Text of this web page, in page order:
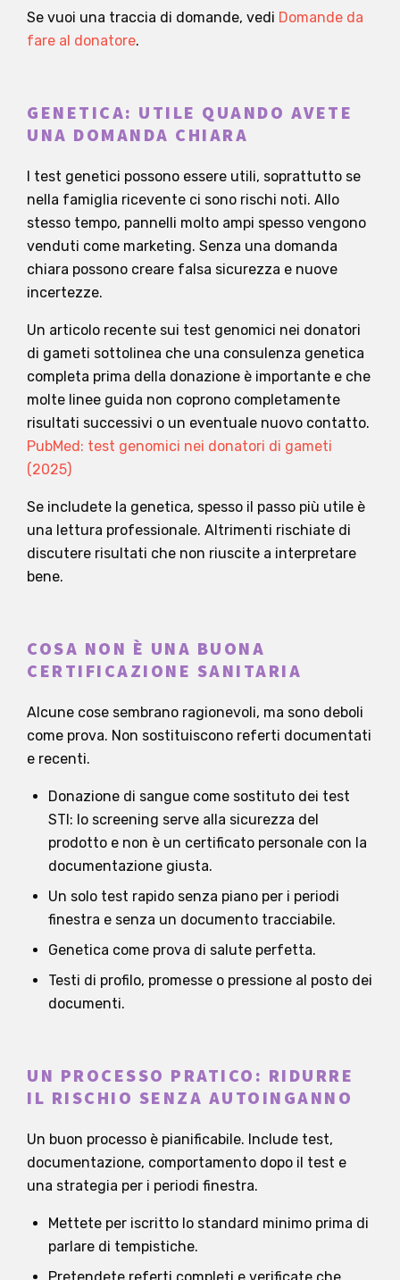
Se vuoi una traccia di domande, vedi Domande da
fare al donatore.
GENETICA: UTILE QUANDO AVETE
UNA DOMANDA CHIARA
I test genetici possono essere utili, soprattutto se
nella famiglia ricevente ci sono rischi noti. Allo
stesso tempo, pannelli molto ampi spesso vengono
venduti come marketing. Senza una domanda
chiara possono creare falsa sicurezza e nuove
incertezze.
Un articolo recente sui test genomici nei donatori
di gameti sottolinea che una consulenza genetica
completa prima della donazione è importante e che
molte linee guida non coprono completamente
risultati successivi o un eventuale nuovo contatto.
PubMed: test genomici nei donatori di gameti
(2025)
Se includete la genetica, spesso il passo più utile è
una lettura professionale. Altrimenti rischiate di
discutere risultati che non riuscite a interpretare
bene.
COSA NON È UNA BUONA
CERTIFICAZIONE SANITARIA
Alcune cose sembrano ragionevoli, ma sono deboli
come prova. Non sostituiscono referti documentati
e recenti.
Donazione di sangue come sostituto dei test
STI: lo screening serve alla sicurezza del
prodotto e non è un certificato personale con la
documentazione giusta.
Un solo test rapido senza piano per i periodi
finestra e senza un documento tracciabile.
Genetica come prova di salute perfetta.
Testi di profilo, promesse o pressione al posto dei
documenti.
UN PROCESSO PRATICO: RIDURRE
IL RISCHIO SENZA AUTOINGANNO
Un buon processo è pianificabile. Include test,
documentazione, comportamento dopo il test e
una strategia per i periodi finestra.
Mettete per iscritto lo standard minimo prima di
parlare di tempistiche.
Pretendete referti completi e verificate che